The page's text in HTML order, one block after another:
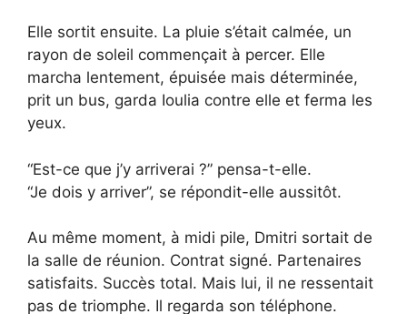
Elle sortit ensuite. La pluie s’était calmée, un
rayon de soleil commençait à percer. Elle
marcha lentement, épuisée mais déterminée,
prit un bus, garda Ioulia contre elle et ferma les
yeux.
“Est-ce que j’y arriverai ?” pensa-t-elle.
“Je dois y arriver”, se répondit-elle aussitôt.
Au même moment, à midi pile, Dmitri sortait de
la salle de réunion. Contrat signé. Partenaires
satisfaits. Succès total. Mais lui, il ne ressentait
pas de triomphe. Il regarda son téléphone.